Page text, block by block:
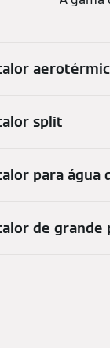
split
para água
de grande